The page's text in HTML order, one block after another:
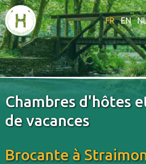
FR EN
Chambres d'hôtes
de vacances
Brocante à